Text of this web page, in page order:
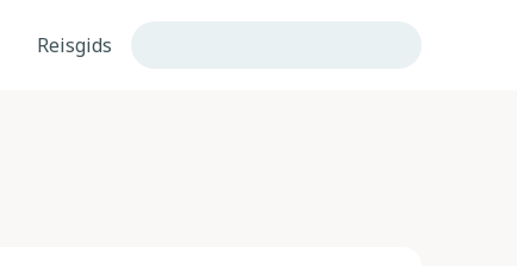
Reisgids